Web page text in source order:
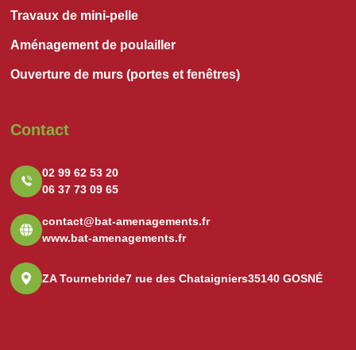
Travaux de mini-pelle
Aménagement de poulailler
Ouverture de murs (portes et fenêtres)
Contact
02 99 62 53 20
06 37 73 09 65
contact@bat-amenagements.fr
www.bat-amenagements.fr
ZA Tournebride7 rue des Chataigniers35140 GOSNÉ